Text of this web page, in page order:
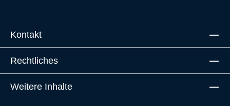
Kontakt
Rechtliches
Weitere Inhalte